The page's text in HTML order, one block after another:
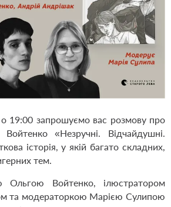
19:00 запрошуємо вас розмову про
«Незручні. Відчайдушні.
історія, у якій багато складних,
тем.
Ольгою Войтенко, ілюстратором
та модераторкою Марією Сулипою